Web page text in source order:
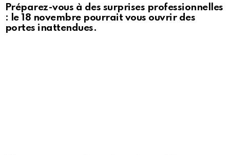
Préparez-vous à des surprises professionnelles
: le 18 novembre pourrait vous ouvrir des
portes inattendues.